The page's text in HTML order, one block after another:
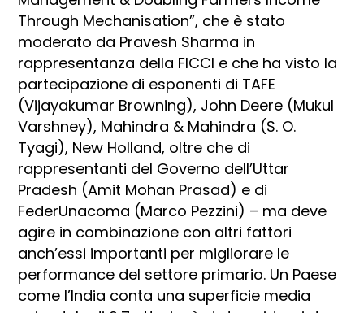
Through Mechanisation”, che è stato
moderato da Pravesh Sharma in
rappresentanza della FICCI e che ha visto la
partecipazione di esponenti di TAFE
(Vijayakumar Browning), John Deere (Mukul
Varshney), Mahindra & Mahindra (S. O.
Tyagi), New Holland, oltre che di
rappresentanti del Governo dell’Uttar
Pradesh (Amit Mohan Prasad) e di
FederUnacoma (Marco Pezzini) – ma deve
agire in combinazione con altri fattori
anch’essi importanti per migliorare le
performance del settore primario. Un Paese
come l’India conta una superficie media